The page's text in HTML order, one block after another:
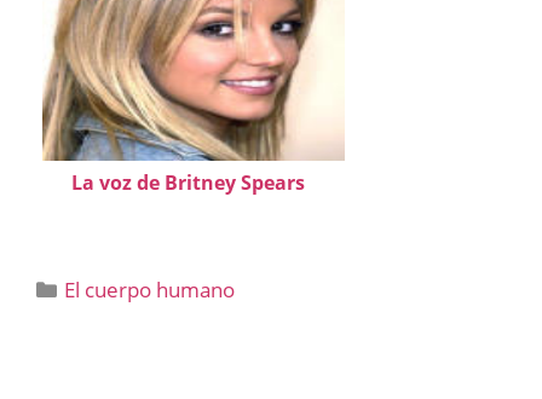
La voz de Britney Spears
Categorías
El cuerpo humano